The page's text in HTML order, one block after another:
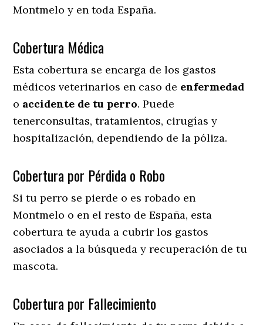
Montmelo y en toda España.
Cobertura Médica
Esta cobertura se encarga de los gastos
médicos veterinarios en caso de enfermedad
o accidente de tu perro. Puede
tenerconsultas, tratamientos, cirugías y
hospitalización, dependiendo de la póliza.
Cobertura por Pérdida o Robo
Si tu perro se pierde o es robado en
Montmelo o en el resto de España, esta
cobertura te ayuda a cubrir los gastos
asociados a la búsqueda y recuperación de tu
mascota.
Cobertura por Fallecimiento